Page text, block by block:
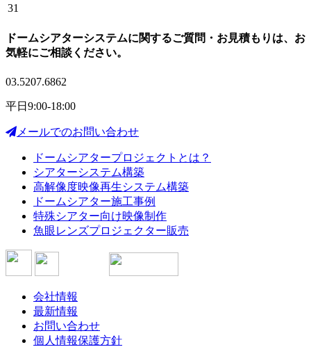
31
ドームシアターシステムに関するご質問・お見積もりは、 お
気軽にご相談ください。
03.5207.6862
平日9:00-18:00
メールでのお問い合わせ
ドームシアタープロジェクトとは？
シアターシステム構築
高解像度映像再生システム構築
ドームシアター施工事例
特殊シアター向け映像制作
魚眼レンズプロジェクター販売
会社情報
最新情報
お問い合わせ
個人情報保護方針